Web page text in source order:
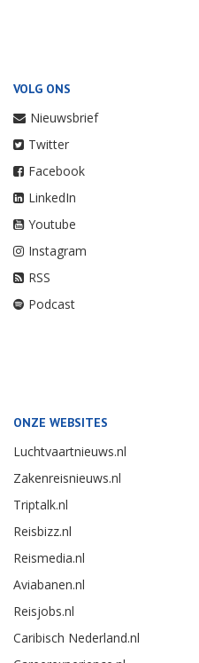
VOLG ONS
Nieuwsbrief
Twitter
Facebook
LinkedIn
Youtube
Instagram
RSS
Podcast
ONZE WEBSITES
Luchtvaartnieuws.nl
Zakenreisnieuws.nl
Triptalk.nl
Reisbizz.nl
Reismedia.nl
Aviabanen.nl
Reisjobs.nl
Caribisch Nederland.nl